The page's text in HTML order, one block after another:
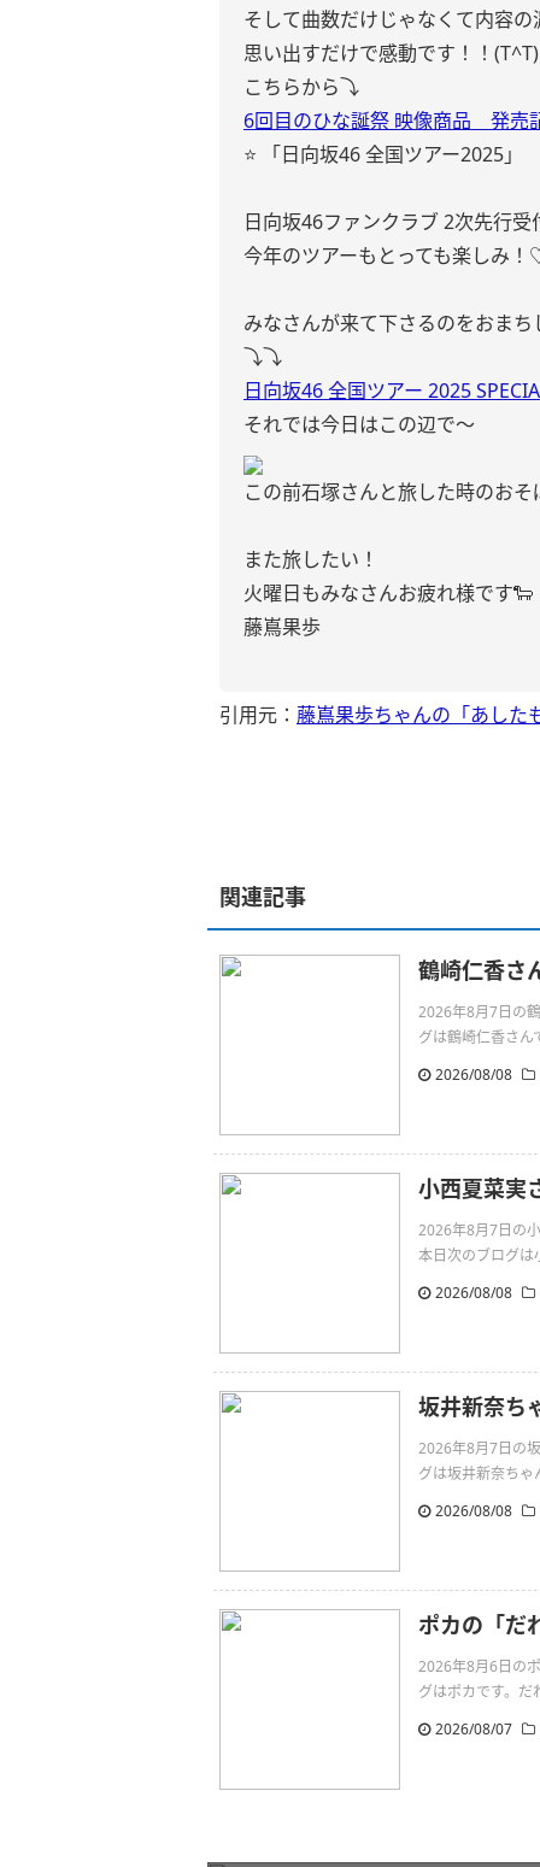
そして曲数だけじゃなくて内容
思い出すだけで感動です！！(T^T)
こちらから⤵︎ ︎
6回目のひな誕祭 映像商品 発売
⭐️ 「日向坂46 全国ツアー2025」
日向坂46ファンクラブ 2次先行受
今年のツアーもとっても楽しみ
みなさんが来て下さるのをおま
⤵︎⤵︎
日向坂46 全国ツアー 2025
それでは今日はこの辺で〜
この前石塚さんと旅した時のおそ
また旅したい！
火曜日もみなさんお疲れ様です🐑
藤嶌果歩
引用元： 藤嶌果歩ちゃんの「あした
関連記事
鶴崎仁香さ
2026年8月7日の
グは鶴崎仁香さ
2026/08/08
小西夏菜実
2026年8月7日の
本日次のブログ
2026/08/08
坂井新奈ち
2026年8月7日の
グは坂井新奈ち
2026/08/08
ポカの「だ
2026年8月6日の
グはポカです。
2026/08/07